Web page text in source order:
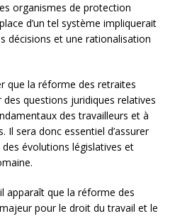
organismes de protection
d’un tel système impliquerait
décisions et une rationalisation
que la réforme des retraites
questions juridiques relatives
des travailleurs et à
Il sera donc essentiel d’assurer
évolutions législatives et
apparaît que la réforme des
pour le droit du travail et le